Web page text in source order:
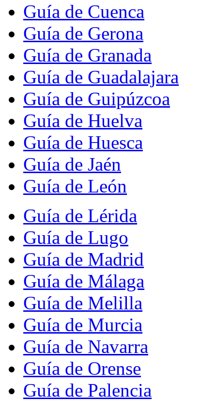
Guía de Cuenca
Guía de Gerona
Guía de Granada
Guía de Guadalajara
Guía de Guipúzcoa
Guía de Huelva
Guía de Huesca
Guía de Jaén
Guía de León
Guía de Lérida
Guía de Lugo
Guía de Madrid
Guía de Málaga
Guía de Melilla
Guía de Murcia
Guía de Navarra
Guía de Orense
Guía de Palencia